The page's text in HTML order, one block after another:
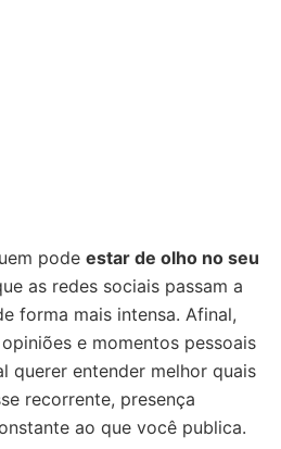
pode estar de olho no seu
as redes sociais passam a
forma mais intensa. Afinal,
e momentos pessoais
querer entender melhor quais
recorrente, presença
ao que você publica.